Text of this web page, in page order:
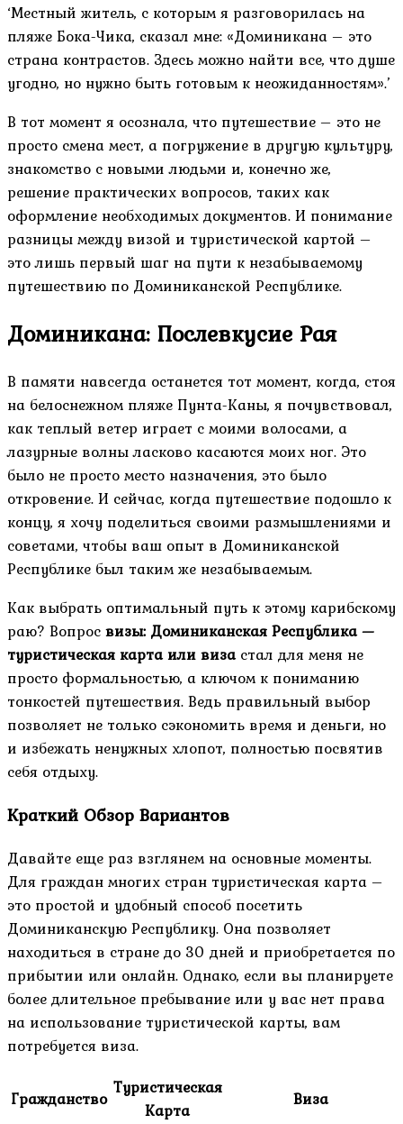
‘Местный житель, с которым я разговорилась на
пляже Бока-Чика, сказал мне: «Доминикана – это
страна контрастов. Здесь можно найти все, что душе
угодно, но нужно быть готовым к неожиданностям».’
В тот момент я осознала, что путешествие – это не
просто смена мест, а погружение в другую культуру,
знакомство с новыми людьми и, конечно же,
решение практических вопросов, таких как
оформление необходимых документов. И понимание
разницы между визой и туристической картой –
это лишь первый шаг на пути к незабываемому
путешествию по Доминиканской Республике.
Доминикана: Послевкусие Рая
В памяти навсегда останется тот момент, когда, стоя
на белоснежном пляже Пунта-Каны, я почувствовал,
как теплый ветер играет с моими волосами, а
лазурные волны ласково касаются моих ног. Это
было не просто место назначения, это было
откровение. И сейчас, когда путешествие подошло к
концу, я хочу поделиться своими размышлениями и
советами, чтобы ваш опыт в Доминиканской
Республике был таким же незабываемым.
Как выбрать оптимальный путь к этому карибскому
раю? Вопросвизы: Доминиканская Республика —
туристическая карта или визастал для меня не
просто формальностью, а ключом к пониманию
тонкостей путешествия. Ведь правильный выбор
позволяет не только сэкономить время и деньги, но
и избежать ненужных хлопот, полностью посвятив
себя отдыху.
Краткий Обзор Вариантов
Давайте еще раз взглянем на основные моменты.
Для граждан многих стран туристическая карта –
это простой и удобный способ посетить
Доминиканскую Республику. Она позволяет
находиться в стране до 30 дней и приобретается по
прибытии или онлайн. Однако, если вы планируете
более длительное пребывание или у вас нет права
на использование туристической карты, вам
потребуется виза.
Гражданство Туристическая
Карта
Виза